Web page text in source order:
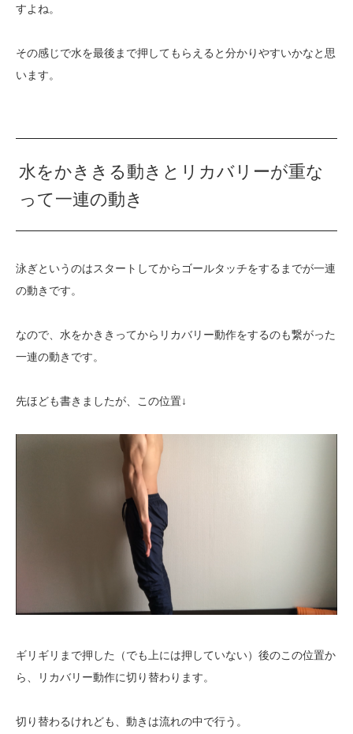
すよね。
その感じで水を最後まで押してもらえると分かりやすいかなと思
います。
水をかききる動きとリカバリーが重な
って一連の動き
泳ぎというのはスタートしてからゴールタッチをするまでが一連
の動きです。
なので、水をかききってからリカバリー動作をするのも繋がった
一連の動きです。
先ほども書きましたが、この位置↓
ギリギリまで押した（でも上には押していない）後のこの位置か
ら、リカバリー動作に切り替わります。
切り替わるけれども、動きは流れの中で行う。